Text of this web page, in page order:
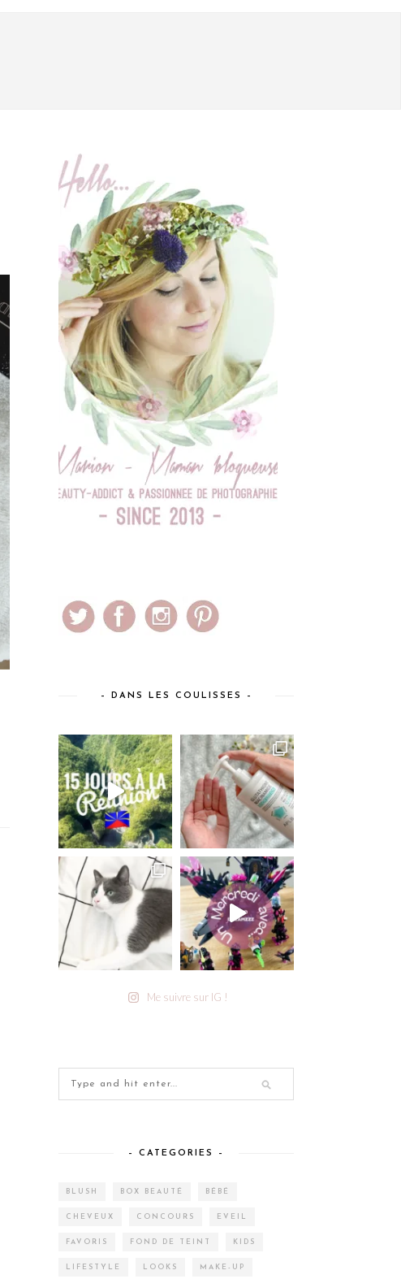
– DANS LES COULISSES –
Me suivre sur IG !
– CATEGORIES –
BLUSH BOX BEAUTÉ BÉBÉ
CHEVEUX CONCOURS EVEIL
FAVORIS FOND DE TEINT KIDS
LIFESTYLE LOOKS MAKE-UP